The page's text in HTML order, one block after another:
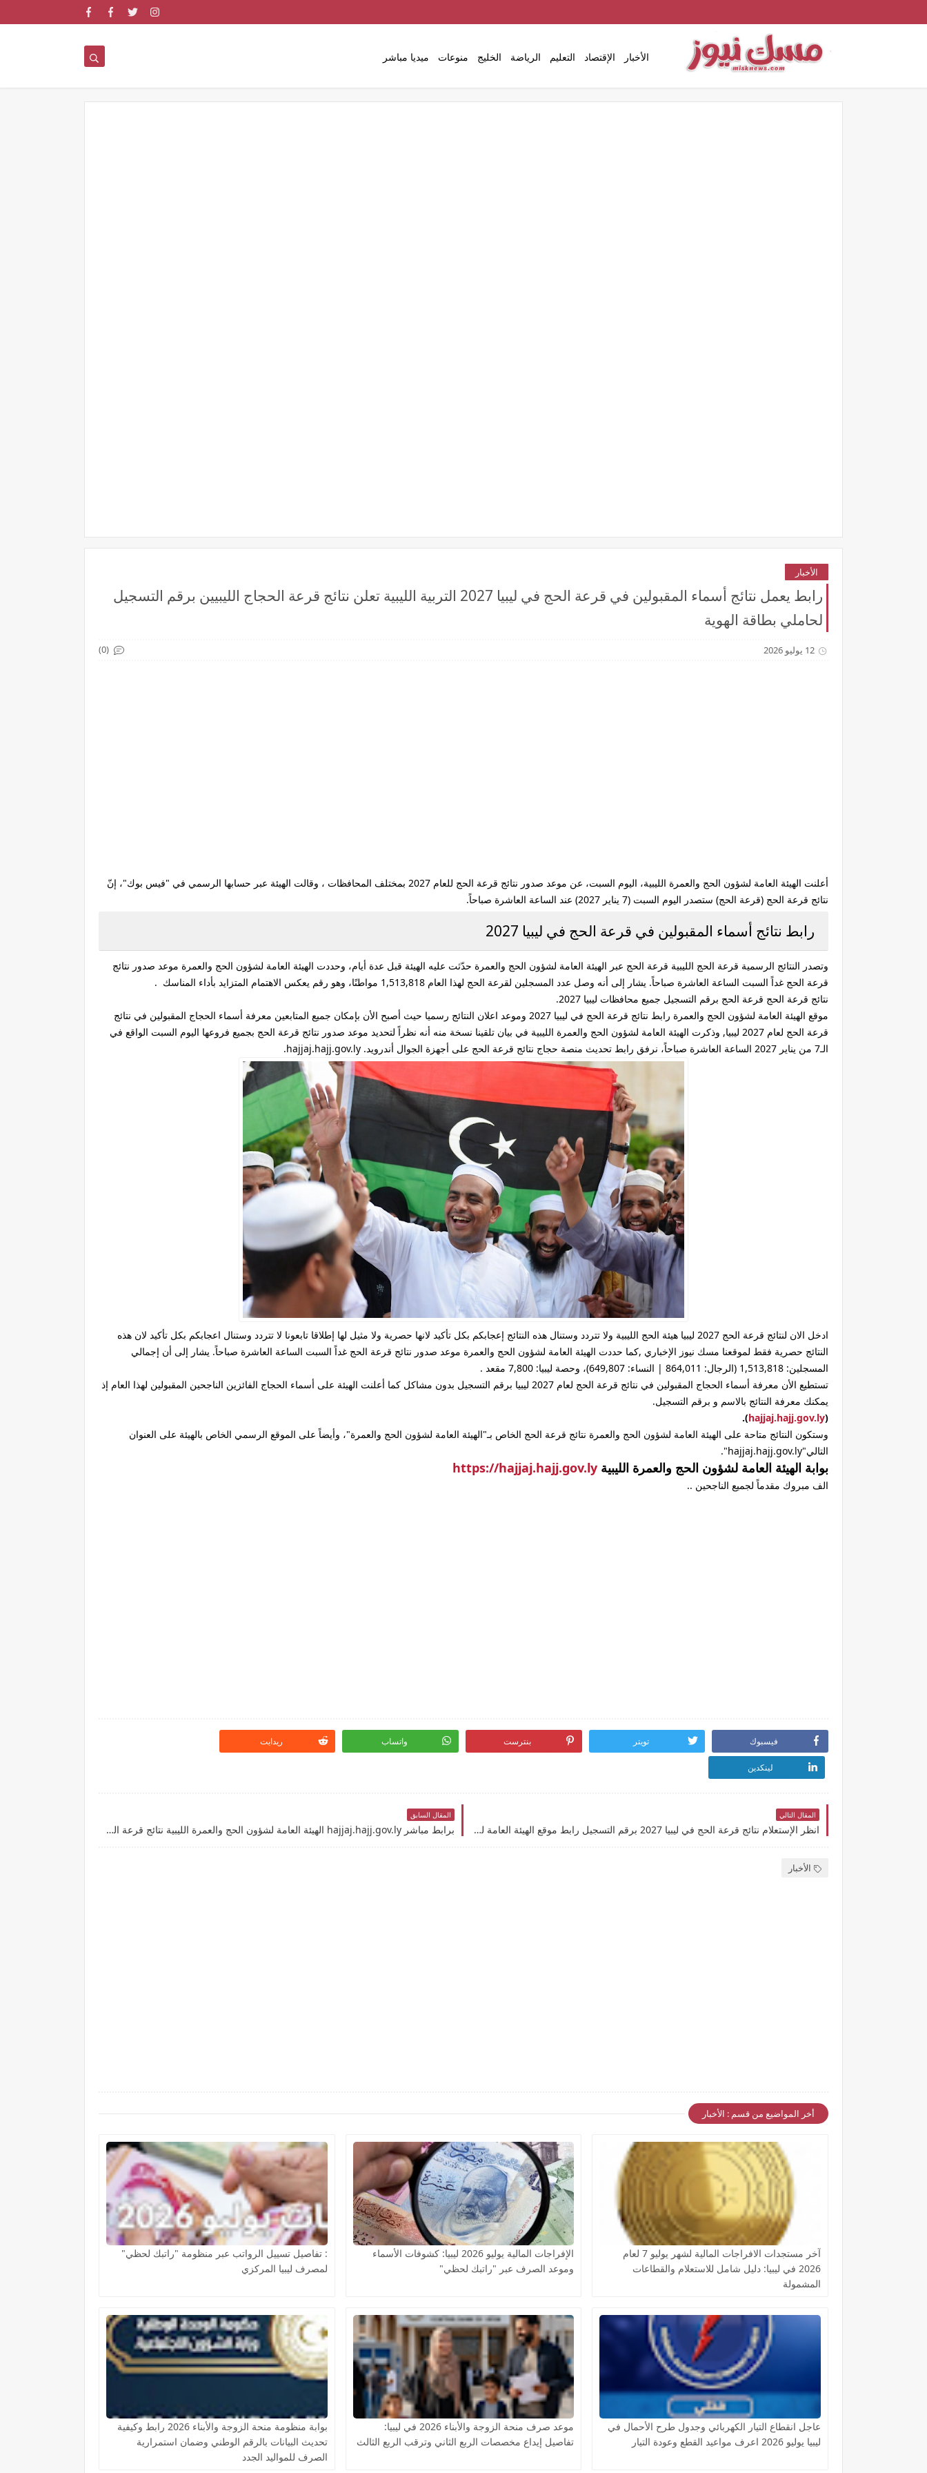
الأخبار الإقتصاد التعليم الرياضة الخليج منوعات ميديا مباشر
الأخبار
رابط يعمل نتائج أسماء المقبولين في قرعة الحج في ليبيا 2027 التربية الليبية تعلن نتائج قرعة الحجاج الليبيين برقم التسجيل
لحاملي بطاقة الهوية
12 يوليو 2026 (0)
أعلنت الهيئة العامة لشؤون الحج والعمرة الليبية، اليوم السبت، عن موعد صدور نتائج قرعة الحج للعام 2027 بمختلف المحافظات ، وقالت الهيئة عبر حسابها الرسمي في "فيس بوك"، إنّ
نتائج قرعة الحج (قرعة الحج) ستصدر اليوم السبت (7 يناير 2027) عند الساعة العاشرة صباحاً.
رابط نتائج أسماء المقبولين في قرعة الحج في ليبيا 2027
وتصدر النتائج الرسمية قرعة الحج الليبية قرعة الحج عبر الهيئة العامة لشؤون الحج والعمرة حدّثت عليه الهيئة قبل عدة أيام، وحددت الهيئة العامة لشؤون الحج والعمرة موعد صدور نتائج
قرعة الحج غداً السبت الساعة العاشرة صباحاً. يشار إلى أنه وصل عدد المسجلين لقرعة الحج لهذا العام 1,513,818 مواطنًا، وهو رقم يعكس الاهتمام المتزايد بأداء المناسك .
نتائج قرعة الحج قرعة الحج برقم التسجيل جميع محافظات ليبيا 2027.
موقع الهيئة العامة لشؤون الحج والعمرة رابط نتائج قرعة الحج في ليبيا 2027 وموعد اعلان النتائج رسميا حيث أصبح الأن بإمكان جميع المتابعين معرفة أسماء الحجاج المقبولين في نتائج
قرعة الحج لعام 2027 ليبيا, وذكرت الهيئة العامة لشؤون الحج والعمرة الليبية في بيان تلقينا نسخة منه أنه نظراً لتحديد موعد صدور نتائج قرعة الحج بجميع فروعها اليوم السبت الواقع في
الـ7 من يناير 2027 الساعة العاشرة صباحاً، نرفق رابط تحديث منصة حجاج نتائج قرعة الحج على أجهزة الجوال أندرويد. hajjaj.hajj.gov.ly.
ادخل الان لنتائج قرعة الحج 2027 ليبيا هيئة الحج الليبية ولا تتردد وستنال هذه النتائج إعجابكم بكل تأكيد لانها حصرية ولا مثيل لها إطلاقا تابعونا لا تتردد وستنال اعجابكم بكل تأكيد لان هذه
النتائج حصرية فقط لموقعنا مسك نيوز الإخباري ,كما حددت الهيئة العامة لشؤون الحج والعمرة موعد صدور نتائج قرعة الحج غداً السبت الساعة العاشرة صباحاً. يشار إلى أن إجمالي
المسجلين: 1,513,818 (الرجال: 864,011 | النساء: 649,807)، وحصة ليبيا: 7,800 مقعد .
تستطيع الأن معرفة أسماء الحجاج المقبولين في نتائج قرعة الحج لعام 2027 ليبيا برقم التسجيل بدون مشاكل كما أعلنت الهيئة على أسماء الحجاج الفائزين الناجحين المقبولين لهذا العام إذ
يمكنك معرفة النتائج بالاسم و برقم التسجيل.
(
hajjaj.hajj.gov.ly
).
وستكون النتائج متاحة على الهيئة العامة لشؤون الحج والعمرة نتائج قرعة الحج الخاص بـ"الهيئة العامة لشؤون الحج والعمرة"، وأيضاً على الموقع الرسمي الخاص بالهيئة على العنوان
التالي"hajjaj.hajj.gov.ly".
بوابة الهيئة العامة لشؤون الحج والعمرة الليبية https://hajjaj.hajj.gov.ly
الف مبروك مقدماً لجميع الناجحين ..
فيسبوك تويتر بنترست واتساب ريدايت
لينكدين
المقال التالي
انظر الإستعلام نتائج قرعة الحج في ليبيا 2027 برقم التسجيل رابط موقع الهيئة العامة لشؤون الحج والعمرة نتائج قرعة الحج في ليبيا 2027 برقم بطاقة الهوية
المقال السابق
برابط مباشر hajjaj.hajj.gov.ly الهيئة العامة لشؤون الحج والعمرة الليبية نتائج قرعة الحج في ليبيا 2027 برقم التسجيل قرعة الحجاج الليبيين
الأخبار
أخر المواضيع من قسم : الأخبار
آخر مستجدات الافراجات المالية لشهر يوليو 7 لعام
2026 في ليبيا: دليل شامل للاستعلام والقطاعات
المشمولة
الإفراجات المالية يوليو 2026 ليبيا: كشوفات الأسماء
وموعد الصرف عبر "راتبك لحظي"
: تفاصيل تسييل الرواتب عبر منظومة "راتبك لحظي"
لمصرف ليبيا المركزي
عاجل انقطاع التيار الكهربائي وجدول طرح الأحمال في
ليبيا يوليو 2026 اعرف مواعيد القطع وعودة التيار
موعد صرف منحة الزوجة والأبناء 2026 في ليبيا:
تفاصيل إيداع مخصصات الربع الثاني وترقب الربع الثالث
بوابة منظومة منحة الزوجة والأبناء 2026 رابط وكيفية
تحديث البيانات بالرقم الوطني وضمان استمرارية
الصرف للمواليد الجدد